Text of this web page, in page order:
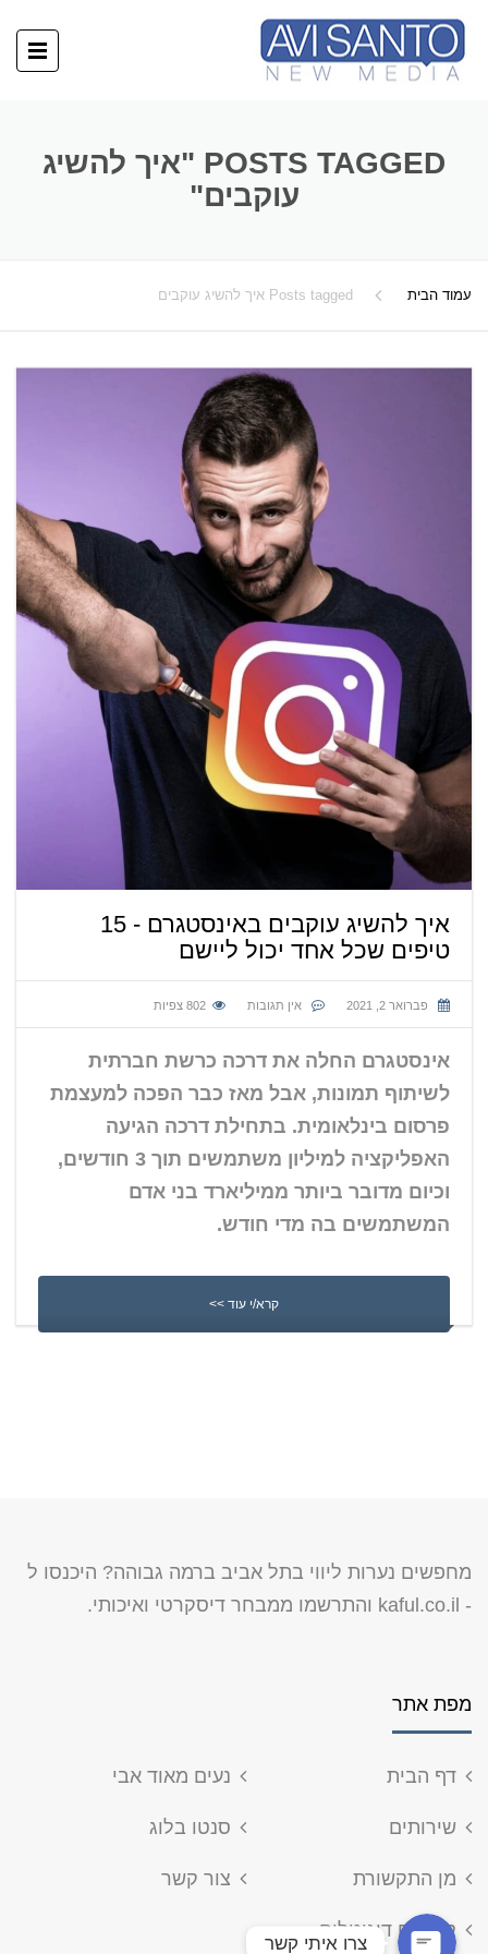
POSTS TAGGED "איך להשיג
עוקבים"
עמוד הבית Posts tagged איך להשיג עוקבים
איך להשיג עוקבים באינסטגרם - 15
טיפים שכל אחד יכול ליישם
פברואר 2, 2021 אין תגובות 802 צפיות
אינסטגרם החלה את דרכה כרשת חברתית
לשיתוף תמונות, אבל מאז כבר הפכה למעצמת
פרסום בינלאומית. בתחילת דרכה הגיעה
האפליקציה למיליון משתמשים תוך 3 חודשים,
וכיום מדובר ביותר ממיליארד בני אדם
המשתמשים בה מדי חודש.
קרא/י עוד >>
מחפשים נערות ליווי בתל אביב ברמה גבוהה? היכנסו ל
-
kaful.co.il והתרשמו ממבחר דיסקרטי ואיכותי.
מפת אתר
דף הבית נעים מאוד אבי
שירותים סנטו בלוג
מן התקשורת צור קשר
קורסים דיגיטלים
צרו איתי קשר